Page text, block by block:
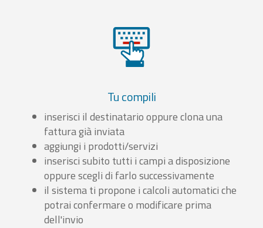
Tu compili
inserisci il destinatario oppure clona una
fattura già inviata
aggiungi i prodotti/servizi
inserisci subito tutti i campi a disposizione
oppure scegli di farlo successivamente
il sistema ti propone i calcoli automatici che
potrai confermare o modificare prima
dell'invio